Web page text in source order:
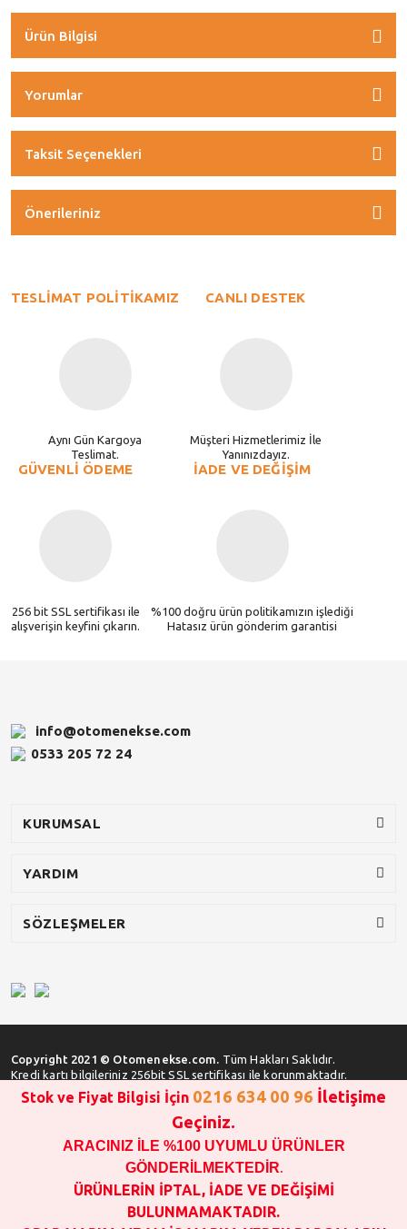
Ürün Bilgisi
Yorumlar
Taksit Seçenekleri
Önerileriniz
TESLİMAT POLİTİKAMIZ
Aynı Gün Kargoya
Teslimat.
CANLI DESTEK
Müşteri Hizmetlerimiz İle
Yanınızdayız.
GÜVENLİ ÖDEME
256 bit SSL sertifikası ile
alışverişin keyfini çıkarın.
İADE VE DEĞİŞİM
%100 doğru ürün politikamızın işlediği
Hatasız ürün gönderim garantisi
info@otomenekse.com
0533 205 72 24
KURUMSAL
YARDIM
SÖZLEŞMELER
Copyright 2021 © Otomenekse.com. Tüm Hakları Saklıdır.
Kredi kartı bilgileriniz 256bit SSL sertifikası ile korunmaktadır.
SATIN ALMA İŞLEMİ YAPMADAN ÖNCE
STOK VE FİYAT BİLGİSİ ALINIZ !!!
1000 TL VE ÜSTÜ SİPARİŞ VERİLEBİLİR!!!
OPAR MARKA VE MAİS MARKA YEDEK PARÇALARIN
GARANTİSİ YOKTUR!!!!!!!!!!!
Stok ve Fiyat Bilgisi İçin 0216 634 00 96 İletişime
Geçiniz.
ARACINIZ İLE %100 UYUMLU ÜRÜNLER
GÖNDERİLMEKTEDİR.
ÜRÜNLERİN İPTAL, İADE VE DEĞİŞİMİ
BULUNMAMAKTADIR.